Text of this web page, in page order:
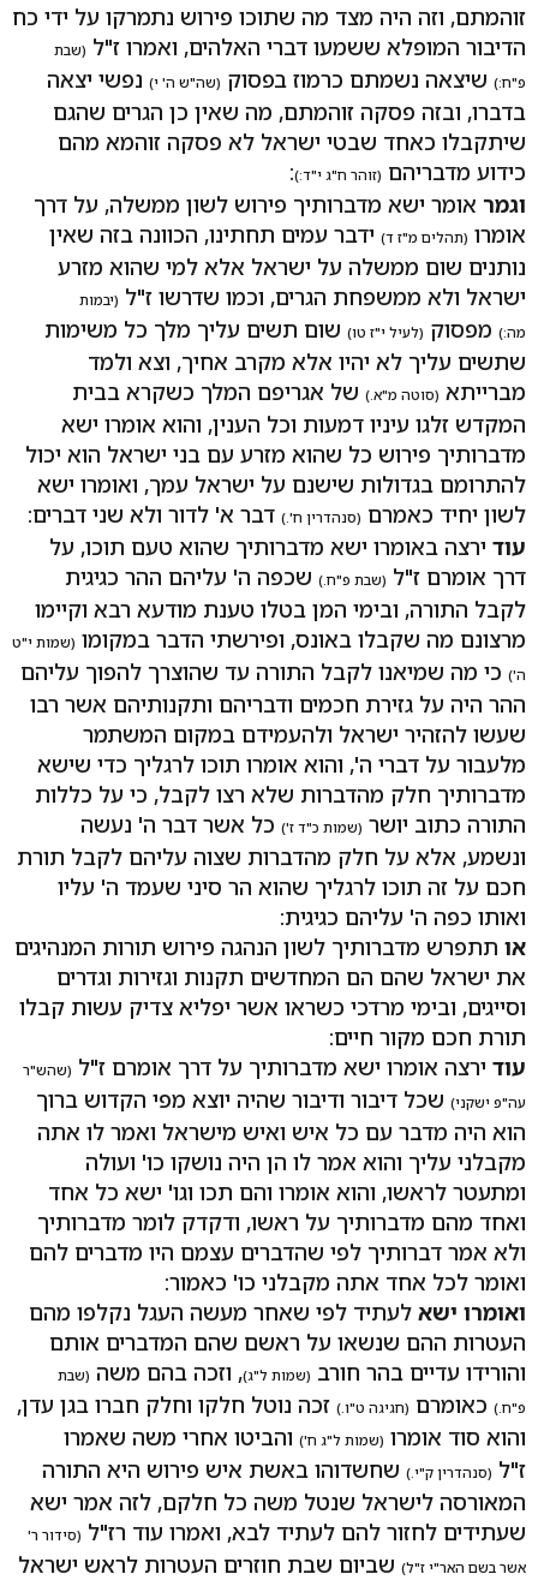
זוהמתם, וזה היה מצד מה שתוכו פירוש נתמרקו על ידי כח
הדיבור המופלא ששמעו דברי האלהים, ואמרו ז"ל (שבת
פ"ח:) שיצאה נשמתם כרמוז בפסוק (שה"ש ה' י) נפשי יצאה
בדברו, ובזה פסקה זוהמתם, מה שאין כן הגרים שהגם
שיתקבלו כאחד שבטי ישראל לא פסקה זוהמא מהם
כידוע מדבריהם (זוהר ח"ג י"ד:):
וגמר אומר ישא מדברותיך פירוש לשון ממשלה, על דרך
אומרו (תהלים מ"ז ד) ידבר עמים תחתינו, הכוונה בזה שאין
נותנים שום ממשלה על ישראל אלא למי שהוא מזרע
ישראל ולא ממשפחת הגרים, וכמו שדרשו ז"ל (יבמות
מה:) מפסוק (לעיל י"ז טו) שום תשים עליך מלך כל משימות
שתשים עליך לא יהיו אלא מקרב אחיך, וצא ולמד
מברייתא (סוטה מ"א.) של אגריפם המלך כשקרא בבית
המקדש זלגו עיניו דמעות וכל הענין, והוא אומרו ישא
מדברותיך פירוש כל שהוא מזרע עם בני ישראל הוא יכול
להתרומם בגדולות שישנם על ישראל עמך, ואומרו ישא
לשון יחיד כאמרם (סנהדרין ח'.) דבר א' לדור ולא שני דברים:
עוד ירצה באומרו ישא מדברותיך שהוא טעם תוכו, על
דרך אומרם ז"ל (שבת פ"ח.) שכפה ה' עליהם ההר כגיגית
לקבל התורה, ובימי המן בטלו טענת מודעא רבא וקיימו
מרצונם מה שקבלו באונס, ופירשתי הדבר במקומו (שמות י"ט
ה') כי מה שמיאנו לקבל התורה עד שהוצרך להפוך עליהם
ההר היה על גזירת חכמים ודבריהם ותקנותיהם אשר רבו
שעשו להזהיר ישראל ולהעמידם במקום המשתמר
מלעבור על דברי ה', והוא אומרו תוכו לרגליך כדי שישא
מדברותיך חלק מהדברות שלא רצו לקבל, כי על כללות
התורה כתוב יושר (שמות כ"ד ז') כל אשר דבר ה' נעשה
ונשמע, אלא על חלק מהדברות שצוה עליהם לקבל תורת
חכם על זה תוכו לרגליך שהוא הר סיני שעמד ה' עליו
ואותו כפה ה' עליהם כגיגית:
או תתפרש מדברותיך לשון הנהגה פירוש תורות המנהיגים
את ישראל שהם הם המחדשים תקנות וגזירות וגדרים
וסייגים, ובימי מרדכי כשראו אשר יפליא צדיק עשות קבלו
תורת חכם מקור חיים:
עוד ירצה אומרו ישא מדברותיך על דרך אומרם ז"ל (שהש"ר
עה"פ ישקני) שכל דיבור ודיבור שהיה יוצא מפי הקדוש ברוך
הוא היה מדבר עם כל איש ואיש מישראל ואמר לו אתה
מקבלני עליך והוא אמר לו הן היה נושקו כו' ועולה
ומתעטר לראשו, והוא אומרו והם תכו וגו' ישא כל אחד
ואחד מהם מדברותיך על ראשו, ודקדק לומר מדברותיך
ולא אמר דברותיך לפי שהדברים עצמם היו מדברים להם
ואומר לכל אחד אתה מקבלני כו' כאמור:
ואומרו ישא לעתיד לפי שאחר מעשה העגל נקלפו מהם
העטרות ההם שנשאו על ראשם שהם המדברים אותם
והורידו עדיים בהר חורב (שמות ל"ג), וזכה בהם משה (שבת
פ"ח.) כאומרם (חגיגה ט"ו.) זכה נוטל חלקו וחלק חברו בגן עדן,
והוא סוד אומרו (שמות ל"ג ח') והביטו אחרי משה שאמרו
ז"ל (סנהדרין ק"י.) שחשדוהו באשת איש פירוש היא התורה
המאורסה לישראל שנטל משה כל חלקם, לזה אמר ישא
שעתידים לחזור להם לעתיד לבא, ואמרו עוד רז"ל (סידור ר'
אשר בשם האר"י ז"ל) שביום שבת חוזרים העטרות לראש ישראל